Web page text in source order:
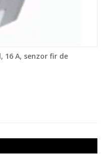
16 A, senzor fir de